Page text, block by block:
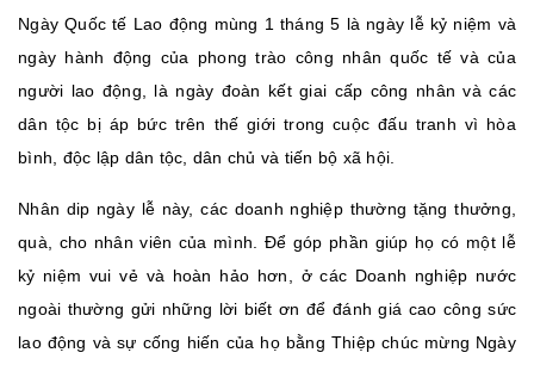
Ngày Quốc tế Lao động mùng 1 tháng 5 là ngày lễ kỷ niệm và
ngày hành động của phong trào công nhân quốc tế và của
người lao động, là ngày đoàn kết giai cấp công nhân và các
dân tộc bị áp bức trên thế giới trong cuộc đấu tranh vì hòa
bình, độc lập dân tộc, dân chủ và tiến bộ xã hội.
Nhân dip ngày lễ này, các doanh nghiệp thường tặng thưởng,
quà, cho nhân viên của mình. Để góp phần giúp họ có một lễ
kỷ niệm vui vẻ và hoàn hảo hơn, ở các Doanh nghiệp nước
ngoài thường gửi những lời biết ơn để đánh giá cao công sức
lao động và sự cống hiến của họ bằng Thiệp chúc mừng Ngày